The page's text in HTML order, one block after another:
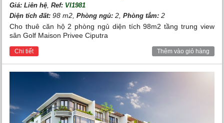
Giá:Liên hệ,Ref: VI1981
Diện tích đất: 98 m2,Phòng ngủ: 2,Phòng tắm: 2
Cho thuê căn hộ 2 phòng ngủ diện tích 98m2 tầng trung view
sân Golf Maison Privee Ciputra
Chi tiết Thêm vào giỏ hàng